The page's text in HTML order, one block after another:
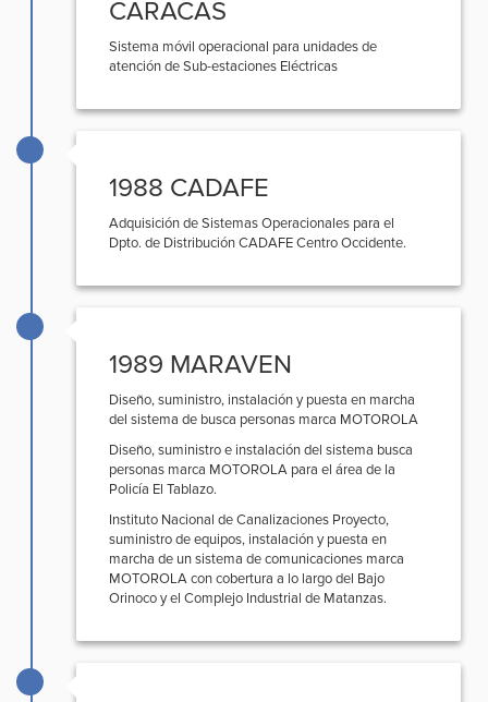
CARACAS
Sistema móvil operacional para unidades de
atención de Sub-estaciones Eléctricas
1988 CADAFE
Adquisición de Sistemas Operacionales para el
Dpto. de Distribución CADAFE Centro Occidente.
1989 MARAVEN
Diseño, suministro, instalación y puesta en marcha
del sistema de busca personas marca MOTOROLA
Diseño, suministro e instalación del sistema busca
personas marca MOTOROLA para el área de la
Policía El Tablazo.
Instituto Nacional de Canalizaciones Proyecto,
suministro de equipos, instalación y puesta en
marcha de un sistema de comunicaciones marca
MOTOROLA con cobertura a lo largo del Bajo
Orinoco y el Complejo Industrial de Matanzas.